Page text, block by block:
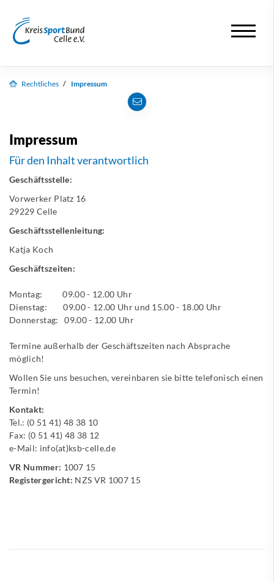
Rechtliches Impressum
Impressum
Für den Inhalt verantwortlich
Geschäftsstelle:
Vorwerker Platz 16
29229 Celle
Geschäftsstellenleitung:
Katja Koch
Geschäftszeiten:
Montag: 09.00 - 12.00 Uhr
Dienstag: 09.00 - 12.00 Uhr und 15.00 - 18.00 Uhr
Donnerstag: 09.00 - 12.00 Uhr
Termine außerhalb der Geschäftszeiten nach Absprache
möglich!
Wollen Sie uns besuchen, vereinbaren sie bitte telefonisch einen
Termin!
Kontakt:
Tel.: (0 51 41) 48 38 10
Fax: (0 51 41) 48 38 12
e-Mail: info(at)ksb-celle.de
VR Nummer: 1007 15
Registergericht: NZS VR 1007 15